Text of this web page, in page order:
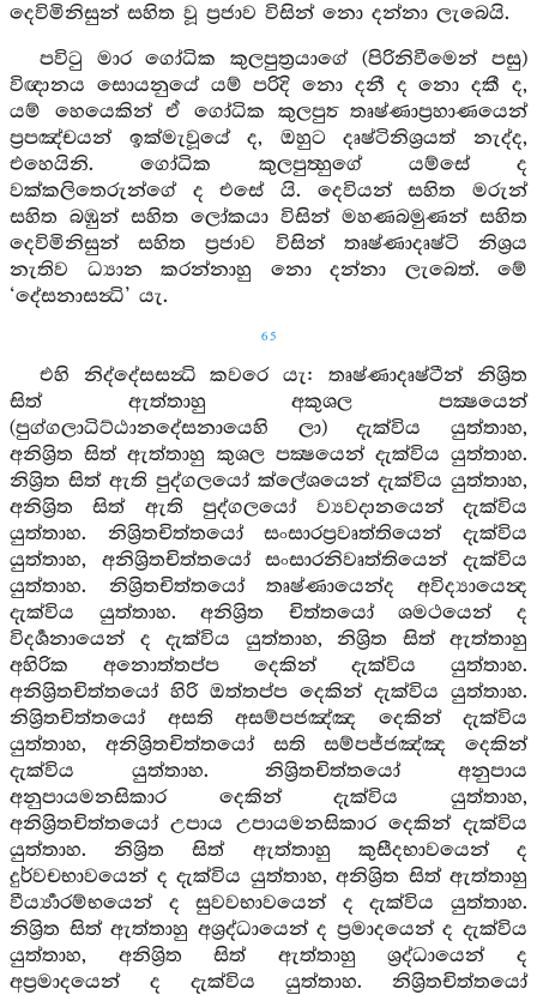
දෙවිමිනිසුන් සහිත වූ ප්‍රජාව විසින් නො දන්නා ලැබෙයි.
පවිටු මාර ගෝධික කුලපුත්‍රයාගේ (පිරිනිවීමෙන් පසු)
විඥානය සොයනුයේ යම් පරිදි නො දනී ද නො දකී ද,
යම් හෙයෙකින් ඒ ගෝධික කුලපුත්‍ තෘෂ්ණාප්‍රහාණයෙන්
ප්‍රපඤ්චයන් ඉක්මැවූයේ ද, ඔහුට දෘෂ්ටිනිශ්‍රයත් නැද්ද,
එහෙයිනි. ගෝධික කුලපුත්‍හුගේ යම්සේ ද
වක්කලිතෙරුන්ගේ ද එසේ යි. දෙවියන් සහිත මරුන්
සහිත බඹුන් සහිත ලෝකයා විසින් මහණබමුණන් සහිත
දෙවිමිනිසුන් සහිත ප්‍රජාව විසින් තෘෂ්ණාදෘෂ්ටි නිශ්‍රය
නැතිව ධ්‍යාන කරන්නාහු නො දන්නා ලැබෙත්. මේ
‘දේසනාසන්‍ධි’ යැ.
65
එහි නිද්දේසසන්‍ධි කවරෙ යැ: තෘෂ්ණාදෘෂ්ටීන් නිශ්‍රිත
සිත් ඇත්තාහු අකුශල පක්‍ෂයෙන්
(පුග්ගලාධිට්ඨානදේසනායෙහි ලා) දැක්විය යුත්තාහ,
අනිශ්‍රිත සිත් ඇත්තාහු කුශල පක්‍ෂයෙන් දැක්විය යුත්තාහ.
නිශ්‍රිත සිත් ඇති පුද්ගලයෝ ක්ලේශයෙන් දැක්විය යුත්තාහ,
අනිශ්‍රිත සිත් ඇති පුද්ගලයෝ ව්‍යවදානයෙන් දැක්විය
යුත්තාහ. නිශ්‍රිතචිත්තයෝ සංසාරප්‍රවෘත්තියෙන් දැක්විය
යුත්තාහ, අනිශ්‍රිතචිත්තයෝ සංසාරනිවෘත්තියෙන් දැක්විය
යුත්තාහ. නිශ්‍රිතචිත්තයෝ තෘෂ්ණායෙන්ද අවිද්‍යායෙන්‍ද
දැක්විය යුත්තාහ. අනිශ්‍රිත චිත්තයෝ ශමථයෙන් ද
විදර්‍ශනායෙන් ද දැක්විය යුත්තාහ, නිශ්‍රිත සිත් ඇත්තාහු
අහිරික අනොත්තප්ප දෙකින් දැක්විය යුත්තාහ.
අනිශ්‍රිතචිත්තයෝ හිරි ඔත්තප්ප දෙකින් දැක්විය යුත්තාහ.
නිශ්‍රිතචිත්තයෝ අසති අසම්පජඤ්ඤ දෙකින් දැක්විය
යුත්තාහ, අනිශ්‍රිතචිත්තයෝ සති සම්පජ්ජඤ්ඤ දෙකින්
දැක්විය යුත්තාහ. නිශ්‍රිතචිත්තයෝ අනුපාය
අනුපායමනසිකාර දෙකින් දැක්විය යුත්තාහ,
අනිශ්‍රිතචිත්තයෝ උපාය උපායමනසිකාර දෙකින් දැක්විය
යුත්තාහ. නිශ්‍රිත සිත් ඇත්තාහු කුසීදභාවයෙන් ද
දුර්වචභාවයෙන් ද දැක්විය යුත්තාහ, අනිශ්‍රිත සිත් ඇත්තාහු
වීර්‍ය්‍යාරම්භයෙන් ද සුවවභාවයෙන් ද දැක්විය යුත්තාහ.
නිශ්‍රිත සිත් ඇත්තාහු අශ්‍රද්ධායෙන් ද ප්‍රමාදයෙන් ද දැක්විය
යුත්තාහ, අනිශ්‍රිත සිත් ඇත්තාහු ශ්‍රද්ධායෙන් ද
අප්‍රමාදයෙන් ද දැක්විය යුත්තාහ. නිශ්‍රිතචිත්තයෝ